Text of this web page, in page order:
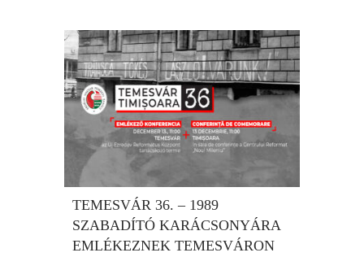
TEMESVÁR 36. – 1989
SZABADÍTÓ KARÁCSONYÁRA
EMLÉKEZNEK TEMESVÁRON